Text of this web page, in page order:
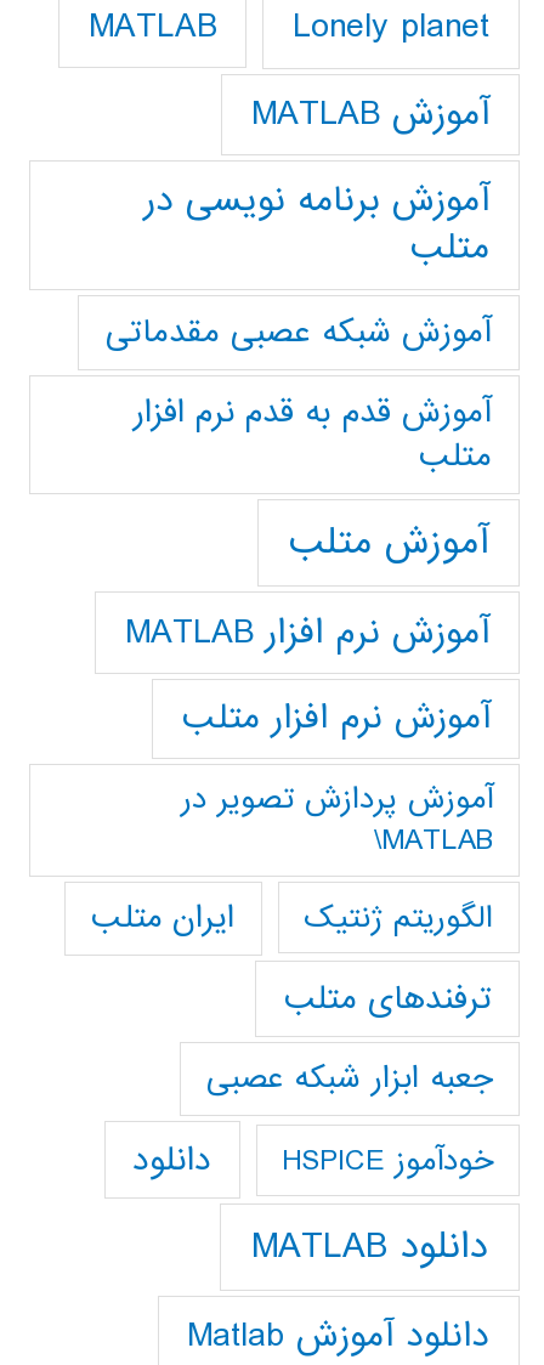
Lonely planet
MATLAB
آموزش MATLAB
آموزش برنامه نویسی در
متلب
آموزش شبکه عصبی مقدماتی
آموزش قدم به قدم نرم افزار
متلب
آموزش متلب
آموزش نرم افزار MATLAB
آموزش نرم افزار متلب
آموزش پردازش تصوير در
MATLAB\
الگوریتم ژنتیک
ایران متلب
ترفندهای متلب
جعبه ابزار شبکه عصبی
خودآموز HSPICE دانلود
دانلود MATLAB
دانلود آموزش Matlab